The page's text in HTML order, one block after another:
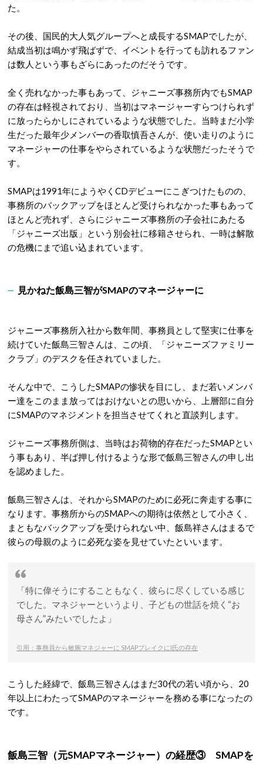
た。
その後、国民的大人気グループへと成長するSMAPでしたが、
結成当初は鳴かず飛ばずで、イベントを行っても訪れるファン
は数人という事もざらにあったのだそうです。
全く売れなかった事もあって、ジャニーズ事務所内でもSMAP
の存在は軽視されており、当初はマネージャーすらつけられず
に放ったらかしにされているような状態でした。当時まだ小学
生だった最年少メンバーの香取慎吾さんが、使い走りのように
マネージャーの仕事をやらされているような状態だったそうで
す。
SMAPは1991年にようやくCDデビューにこぎつけたものの、
事務所のバックアップをほとんど受けられなかった事もあって
ほとんど売れず、さらにジャニーズ事務所の子会社にあたる
「ジャニーズ出版」という別会社に移籍させられ、一時は解散
の危機にまで追い込まれています。
見かねた飯島三智がSMAPのマネージャーに
ジャニーズ事務所入社から数年間、事務員として堅実に仕事を
続けていた飯島三智さんは、この頃、「ジャニーズファミリー
クラブ」のデスクを任されていました。
そんな中で、こうしたSMAPの惨状を目にし、まだ若いメンバ
ー達をこのまま放ってはおけないとの思いから、上層部に自分
にSMAPのマネジメントを担当させてくれと直談判します。
ジャニーズ事務所側は、当時はお荷物的存在だったSMAPとい
う事もあり、半ば押し付けるような形で飯島三智さんの申し出
を認めました。
飯島三智さんは、それからSMAPのために必死に奔走する事に
なります。事務所からのSMAPへの期待は依然として小さく、
まともなバックアップを受けられない中、飯島祥さんはまるで
彼らの母親のように必死な姿を見せていたといいます。
「特に偉そうにすることもなく、彼らに尽くしている感じ
でした。マネジャーというより、子どもの世話を焼く“お
母さん”みたいでしたよ」
引用：事務員から敏腕マネジャーに SMAPブレイクにI氏の存在
こうした経緯で、飯島三智さんはまだ30代の若い頃から、20
年以上にわたってSMAPのマネージャーを務める事になったの
です。
飯島三智（元SMAPマネージャー）の経歴③ SMAPを